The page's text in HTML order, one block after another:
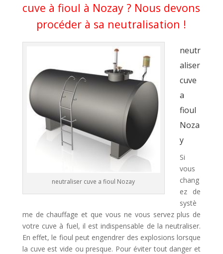
cuve à fioul à Nozay ? Nous devons
procéder à sa neutralisation !
neutraliser cuve a fioul Nozay
neutr
aliser
cuve
a
fioul
Noza
y
Si
vous
chang
ez de
systè
me de chauffage et que vous ne vous servez plus de
votre cuve à fuel, il est indispensable de la neutraliser.
En effet, le fioul peut engendrer des explosions lorsque
la cuve est vide ou presque. Pour éviter tout danger et